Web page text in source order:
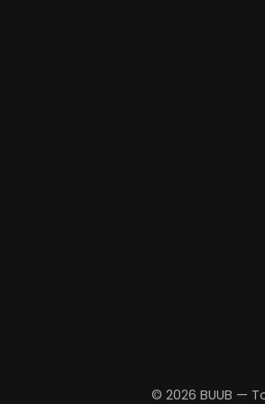
© 2026 BUUB —